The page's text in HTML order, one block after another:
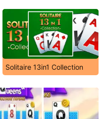
Solitaire 13in1 Collection